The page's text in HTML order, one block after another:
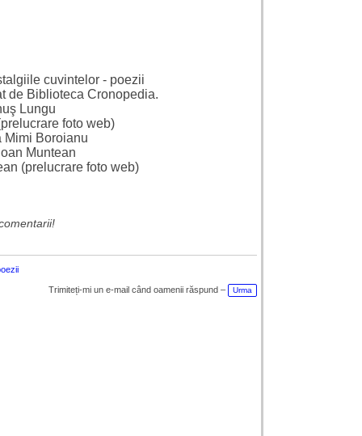
cuvintelor - poezii
de Biblioteca Cronopedia.
Lungu
foto web)
Mimi Boroianu
Muntean
(prelucrare foto web)
Trimiteți-mi un e-mail când oamenii răspund – Urma